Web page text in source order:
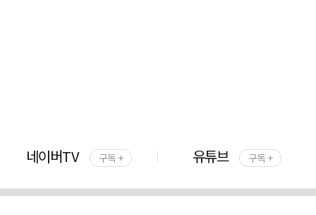
네이버TV 구독 + 유튜브 구독 +